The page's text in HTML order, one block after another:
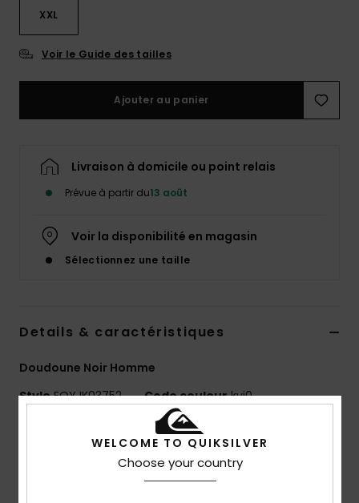
XXL
Voir le Guide des tailles
Ajouter au panier
Livraison à domicile ou point relais
Prévue à partir du13 août
Voir la disponibilité en magasin
Sélectionnez une taille
Details & caractéristiques
Doudoune Noir Homme
StyleEQYJK03752 Code couleurkvj0
Matière recyclée :polyester recyclé [70 g/m²]
coupe regular, classique et confortable
WELCOME TO QUIKSILVER
Choose your country